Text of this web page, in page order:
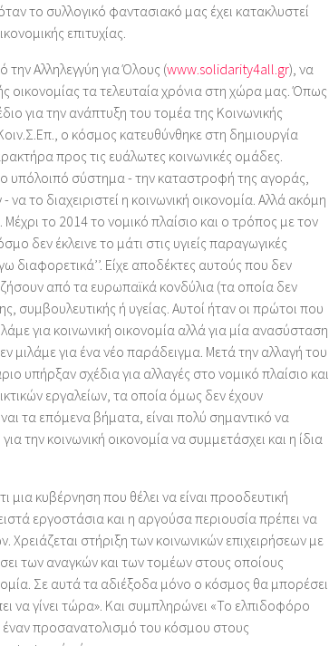
το συλλογικό φαντασιακό μας έχει κατακλυστεί
επιτυχίας.
Αλληλεγγύη για Όλους (www.solidarity4all.gr), να
οικονομίας τα τελευταία χρόνια στη χώρα μας. Όπως
για την ανάπτυξη του τομέα της Κοινωνικής
ο κόσμος κατευθύνθηκε στη δημιουργία
προς τις ευάλωτες κοινωνικές ομάδες.
υπόλοιπό σύστημα - την καταστροφή της αγοράς,
το διαχειριστεί η κοινωνική οικονομία. Αλλά ακόμη
Μέχρι το 2014 το νομικό πλαίσιο και ο τρόπος με τον
δεν έκλεινε το μάτι στις υγιείς παραγωγικές
Είχε αποδέκτες αυτούς που δεν
από τα ευρωπαϊκά κονδύλια (τα οποία δεν
συμβουλευτικής ή υγείας. Αυτοί ήταν οι πρώτοι που
για κοινωνική οικονομία αλλά για μία ανασύσταση
μιλάμε για ένα νέο παράδειγμα. Μετά την αλλαγή του
υπήρξαν σχέδια για αλλαγές στο νομικό πλαίσιο και
εργαλείων, τα οποία όμως δεν έχουν
τα επόμενα βήματα, είναι πολύ σημαντικό να
την κοινωνική οικονομία να συμμετάσχει και η ίδια
μια κυβέρνηση που θέλει να είναι προοδευτική
εργοστάσια και η αργούσα περιουσία πρέπει να
στήριξη των κοινωνικών επιχειρήσεων με
των αναγκών και των τομέων στους οποίους
Σε αυτά τα αδιέξοδα μόνο ο κόσμος θα μπορέσει
να γίνει τώρα». Και συμπληρώνει «Το ελπιδοφόρο
έναν προσανατολισμό του κόσμου στους